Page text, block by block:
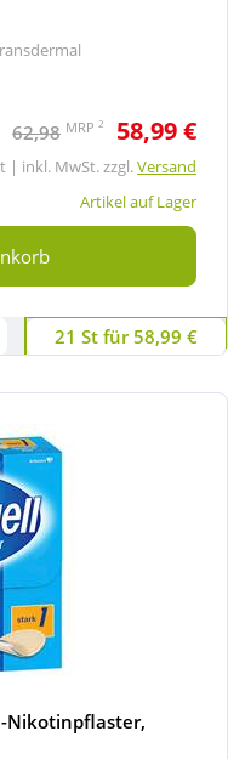
62,98 MRP 2 58,99 €
| inkl. MwSt. zzgl.Versand
Artikel auf Lager
21 St für 58,99 €
Nikotinpflaster,